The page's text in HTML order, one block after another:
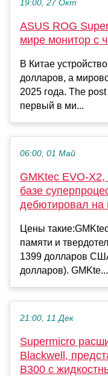
19:00, 27 Окт
ASUS ROG
мире монитор с
В Китае
долларов, а
2025 года. The
первый в ми...
06:00, 01 Май
GMKtec EVO-
базе
дебютировал на
Цены
памяти и
1399 долларов
долларов). GMKte...
21:00, 11 Дек
Supermicro
Blackwell,
B300 с